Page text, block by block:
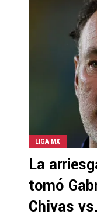
LIGA MX
La
tomó
Chivas